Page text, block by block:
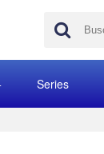
Series